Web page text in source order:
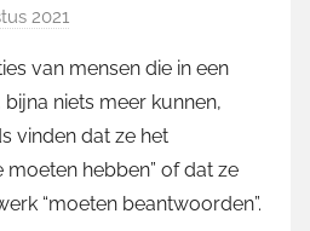
2021
o
r
M
a
r
van mensen die in een
niets meer kunnen,
vinden dat ze het
moeten hebben” of dat ze
“moeten beantwoorden”.